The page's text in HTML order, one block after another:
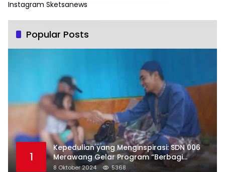
Instagram Sketsanews
Popular Posts
1
Kepedulian yang Menginspirasi: SDN 006
Merawang Gelar Program “Berbagi
Segenggam Beras”
8 Oktober 2024 5368